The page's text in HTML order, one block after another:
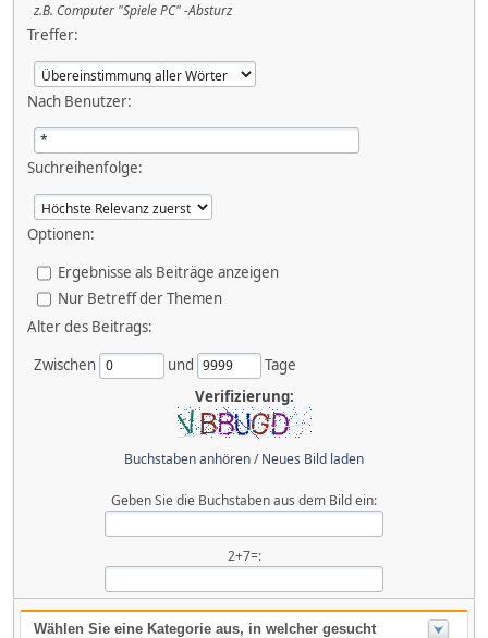
z.B. Computer "Spiele PC" -Absturz
Treffer:
Nach Benutzer:
Suchreihenfolge:
Optionen:
Ergebnisse als Beiträge anzeigen
Nur Betreff der Themen
Alter des Beitrags:
Zwischen
und
Tage
Verifizierung:
Buchstaben anhören/Neues Bild laden
Geben Sie die Buchstaben aus dem Bild ein:
2+7=:
Wählen Sie eine Kategorie aus, in welcher gesucht